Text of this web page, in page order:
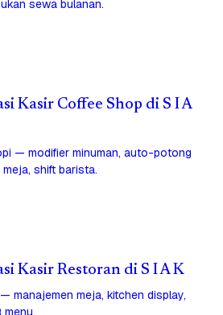
sewa bulanan.
Kasir Coffee Shop di S I A
— modifier minuman, auto-potong
shift barista.
Kasir Restoran di S I A K
manajemen meja, kitchen display,
menu.